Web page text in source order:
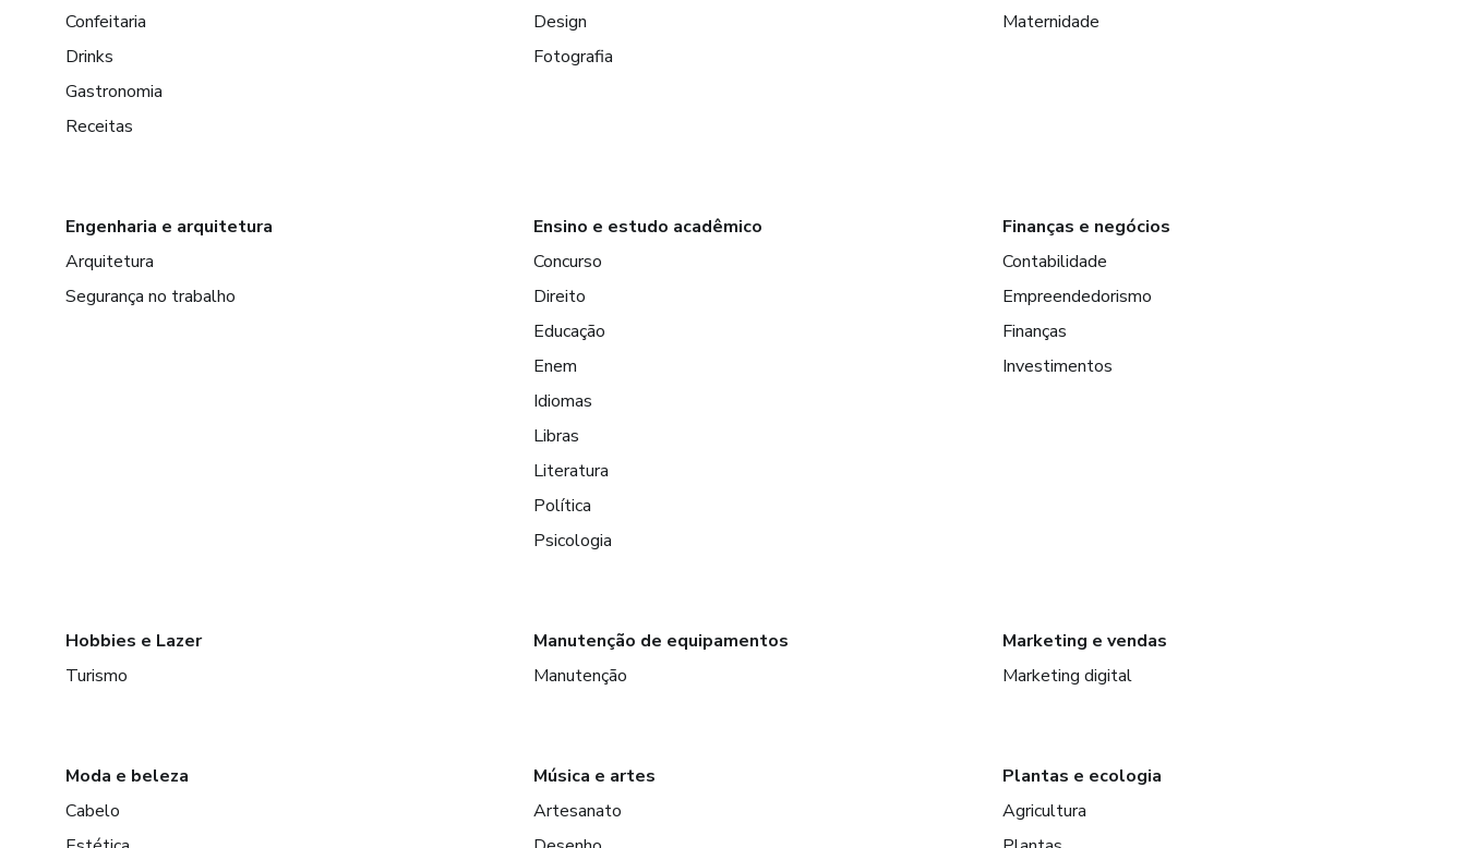
Confeitaria
Drinks
Gastronomia
Receitas
Design
Fotografia
Maternidade
Engenharia e arquitetura
Arquitetura
Segurança no trabalho
Ensino e estudo acadêmico
Concurso
Direito
Educação
Enem
Idiomas
Libras
Literatura
Política
Psicologia
Finanças e negócios
Contabilidade
Empreendedorismo
Finanças
Investimentos
Hobbies e Lazer
Turismo
Manutenção de equipamentos
Manutenção
Marketing e vendas
Marketing digital
Moda e beleza
Cabelo
Música e artes
Artesanato
Plantas e ecologia
Agricultura